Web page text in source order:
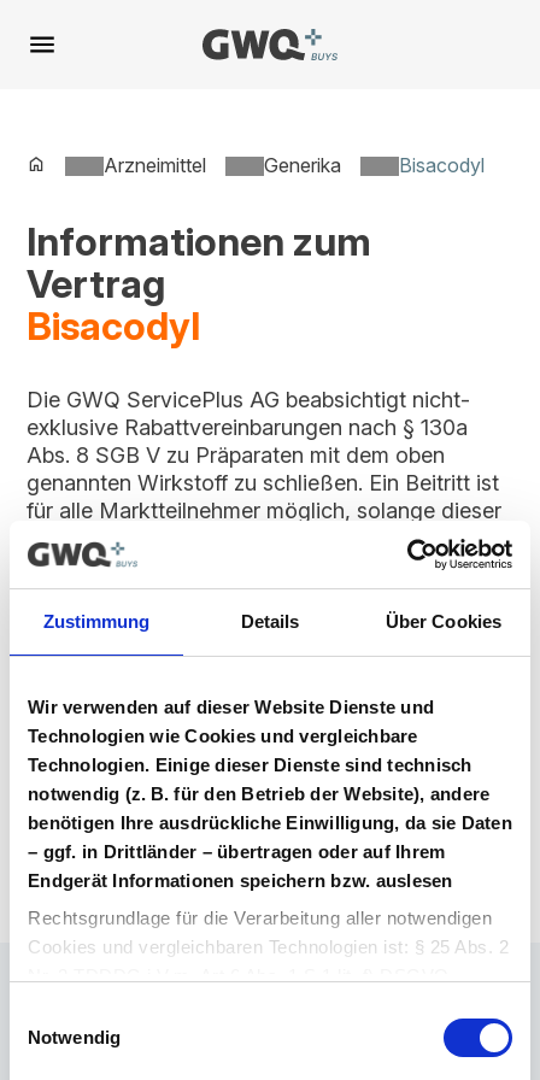
Zustimmung Details Über Cookies
Wir verwenden auf dieser Website Dienste und
Technologien wie Cookies und vergleichbare
Technologien. Einige dieser Dienste sind technisch
notwendig (z. B. für den Betrieb der Website), andere
benötigen Ihre ausdrückliche Einwilligung, da sie Daten
– ggf. in Drittländer – übertragen oder auf Ihrem
Endgerät Informationen speichern bzw. auslesen
Rechtsgrundlage für die Verarbeitung aller notwendigen
Cookies und vergleichbaren Technologien ist: § 25 Abs. 2
Rechtsgrundlage für die Verarbeitung aller weiteren
Notwendig
Spring
zu
Arzneimittel Generika Bisacodyl
Informationen zum
Vertrag
Bisacodyl
Die GWQ ServicePlus AG beabsichtigt nicht-
exklusive Rabattvereinbarungen nach § 130a
Abs. 8 SGB V zu Präparaten mit dem oben
genannten Wirkstoff zu schließen. Ein Beitritt ist
für alle Marktteilnehmer möglich, solange dieser
Vertrag im Vergabeportal gelistet ist.
herunterzuladen. Sie haben noch kein
Benutzerkonto? Dann können Sie sich hier
direkt registrieren.
Login Arzneimittel Konto erstellen
Dr. Barthold Deiters